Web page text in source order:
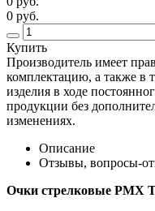
0 руб.
Купить
Производитель имеет
комплектацию, а также в
изделия в ходе
продукции без
изменениях.
Описание
Отзывы, вопросы-
Очки стрелковые PMX